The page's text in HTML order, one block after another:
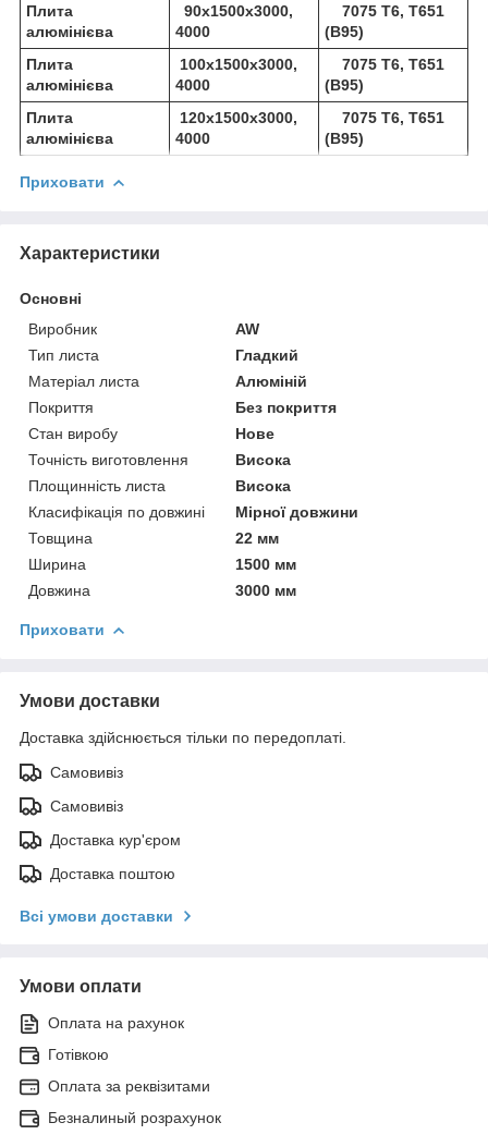
Плита
алюмінієва
90х1500х3000,
4000
7075 Т6, Т651
(В95)
Плита
алюмінієва
100х1500х3000,
4000
7075 Т6, Т651
(В95)
Плита
алюмінієва
120х1500х3000,
4000
7075 Т6, Т651
(В95)
Приховати
Характеристики
Основні
Виробник
AW
Тип листа
Гладкий
Матеріал листа
Алюміній
Покриття
Без покриття
Стан виробу
Нове
Точність виготовлення
Висока
Площинність листа
Висока
Класифікація по довжині
Мірної довжини
Товщина
22 мм
Ширина
1500 мм
Довжина
3000 мм
Приховати
Умови доставки
Доставка здійснюється тільки по передоплаті.
Самовивіз
Самовивіз
Доставка кур'єром
Доставка поштою
Всі умови доставки
Умови оплати
Оплата на рахунок
Готівкою
Оплата за реквізитами
Безналиный розрахунок